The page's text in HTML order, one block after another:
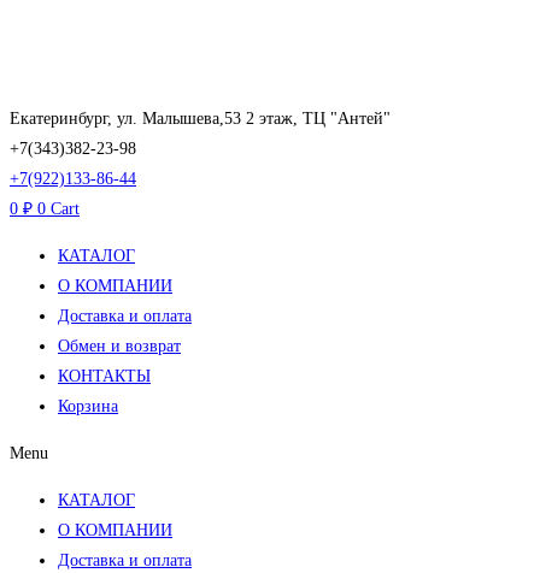
Екатеринбург, ул. Малышева,53 2 этаж, ТЦ "Антей"
+7(343)382-23-98
+7(922)133-86-44
0 ₽ 0 Cart
КАТАЛОГ
О КОМПАНИИ
Доставка и оплата
Обмен и возврат
КОНТАКТЫ
Корзина
Menu
КАТАЛОГ
О КОМПАНИИ
Доставка и оплата